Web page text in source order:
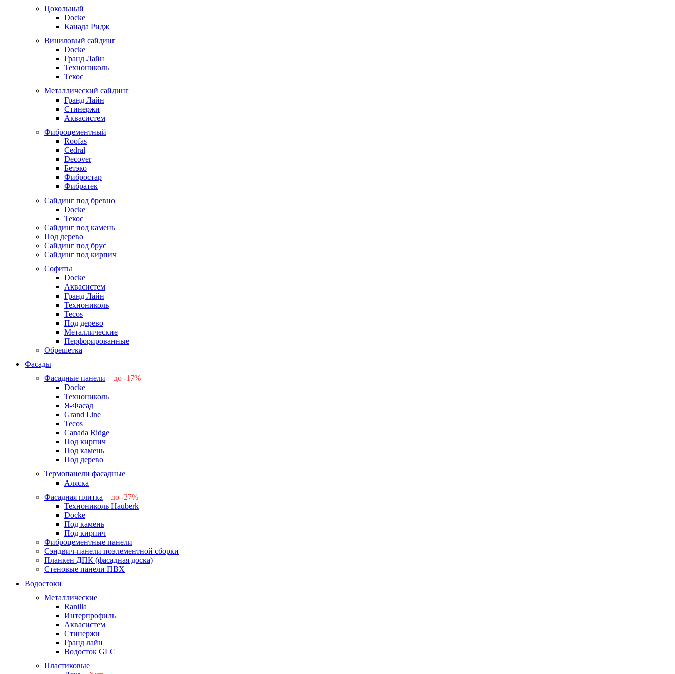
Цокольный
Docke
Канада Ридж
Виниловый сайдинг
Docke
Гранд Лайн
Технониколь
Текос
Металлический сайдинг
Гранд Лайн
Стинержи
Аквасистем
Фиброцементный
Roofas
Cedral
Decover
Бетэко
Фибростар
Фибратек
Сайдинг под бревно
Docke
Текос
Сайдинг под камень
Под дерево
Сайдинг под брус
Сайдинг под кирпич
Софиты
Docke
Аквасистем
Гранд Лайн
Технониколь
Tecos
Под дерево
Металлические
Перфорированные
Обрешетка
Фасады
Фасадные панели
до -17%
Docke
Технониколь
Я-Фасад
Grand Line
Tecos
Canada Ridge
Под кирпич
Под камень
Под дерево
Термопанели фасадные
Аляска
Фасадная плитка
до -27%
Технониколь Hauberk
Docke
Под камень
Под кирпич
Фиброцементные панели
Сэндвич-панели поэлементной сборки
Планкен ДПК (фасадная доска)
Стеновые панели ПВХ
Водостоки
Металлические
Ranilla
Интерпрофиль
Аквасистем
Стинержи
Гранд лайн
Водосток GLC
Пластиковые